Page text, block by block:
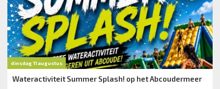
dinsdag 11 augustus
Wateractiviteit Summer Splash! op het Abcoudermeer